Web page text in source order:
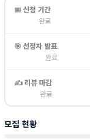
📅 신청 기간
완료
🎯 선정자 발표
완료
✍️ 리뷰 마감
완료
모집 현황